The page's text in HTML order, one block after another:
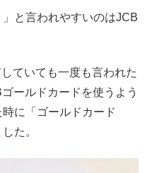
」と言われやすいのはJCB
ていても一度も言われた
ールドカードを使うよう
に「ゴールドカード
た。